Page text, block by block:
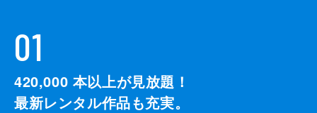
01
420,000 本以上が見放題！
最新レンタル作品も充実。